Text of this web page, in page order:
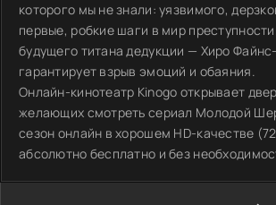
которого мы не знали: уязвимого,
первые, робкие шаги в мир
будущего титана дедукции — Хиро
гарантирует взрыв эмоций и обаяния.
Онлайн-кинотеатр Kinogo открывает
желающих смотреть сериал Молодой
сезон онлайн в хорошем HD-качестве
абсолютно бесплатно и без